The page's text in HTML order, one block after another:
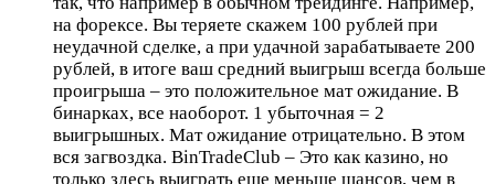
на форексе. Вы теряете скажем 100 рублей при
неудачной сделке, а при удачной зарабатываете 200
рублей, в итоге ваш средний выигрыш всегда больше
проигрыша – это положительное мат ожидание. В
бинарках, все наоборот. 1 убыточная = 2
выигрышных. Мат ожидание отрицательно. В этом
вся загвоздка. BinTradeClub – Это как казино, но
только здесь выиграть еще меньше шансов, чем в